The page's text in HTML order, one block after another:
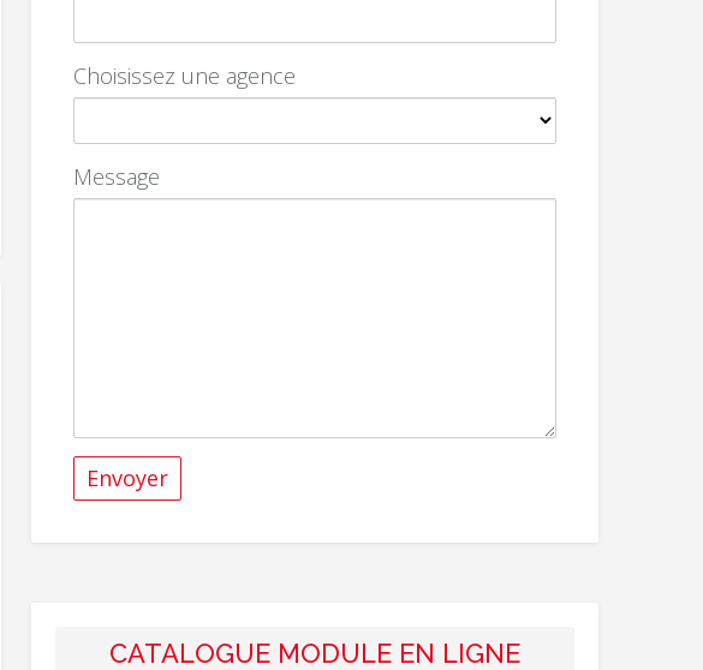
Choisissez une agence
Message
CATALOGUE MODULE EN LIGNE